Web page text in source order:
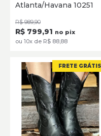
SELECIONE
Atlanta/Havana 10251
R$ 989,90
R$ 799,91 no pix
ou 10x de R$ 88,88
FRETE GRÁTIS